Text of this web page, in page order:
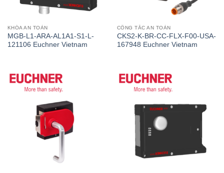
KHÓA AN TOÀN
MGB-L1-ARA-AL1A1-S1-L-
121106 Euchner Vietnam
CÔNG TẮC AN TOÀN
CKS2-K-BR-CC-FLX-F00-USA-
167948 Euchner Vietnam